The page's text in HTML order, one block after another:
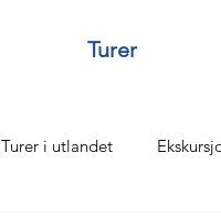
Turer
Turer i utlandet